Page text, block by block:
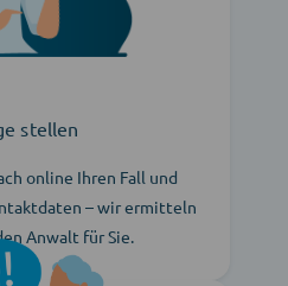
stellen
online Ihren Fall und
– wir ermitteln
Anwalt für Sie.